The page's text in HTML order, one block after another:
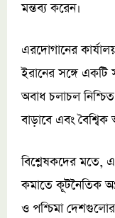
মন্তব্য করেন।
এরদোগানের
ইরানের সঙ্গে একটি
অবাধ চলাচল নিশ্চিত
বাড়াবে এবং বৈশ্বিক
বিশ্লেষকদের মতে,
কমাতে কূটনৈতিক
ও পশ্চিমা দেশগুলোর